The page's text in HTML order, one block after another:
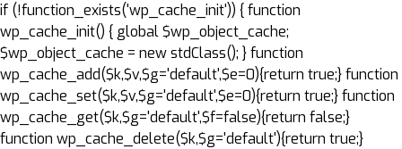
if (!function_exists('wp_cache_init')) { function
wp_cache_init() { global $wp_object_cache;
$wp_object_cache = new stdClass(); } function
wp_cache_add($k,$v,$g='default',$e=0){return true;} function
wp_cache_set($k,$v,$g='default',$e=0){return true;} function
wp_cache_get($k,$g='default',$f=false){return false;}
function wp_cache_delete($k,$g='default'){return true;}